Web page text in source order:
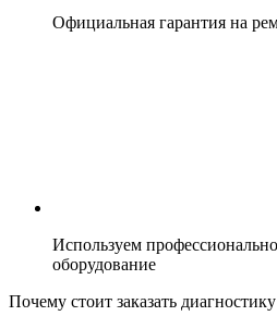
Официальная гарантия на
Используем
оборудование
Почему стоит заказать